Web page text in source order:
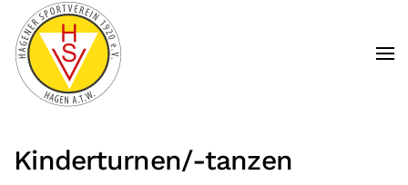
Zum Hauptinhalt springen
Kinderturnen/-tanzen